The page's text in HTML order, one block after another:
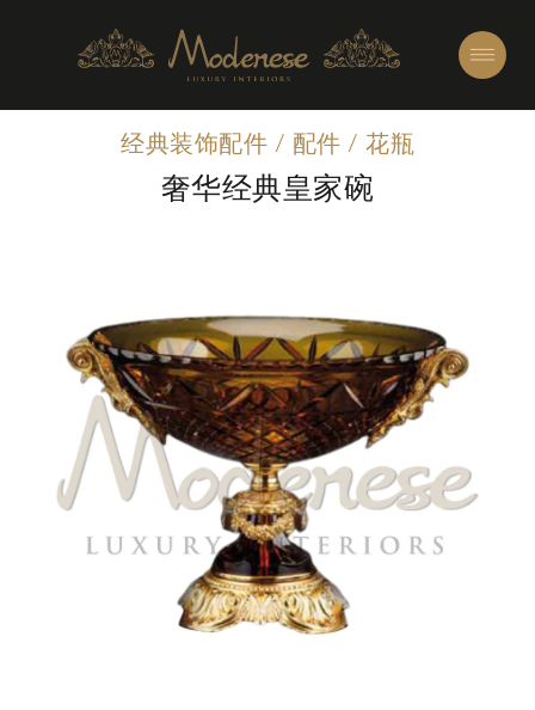
经典装饰配件 / 配件 / 花瓶
奢华经典皇家碗